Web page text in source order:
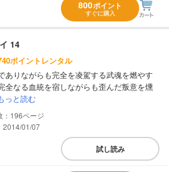
800ポイント
すぐに購入
14
ポイントレンタル
ありながらも完全を凌駕する武魂を燃やす
全なる血統を宿しながらも歪んだ叛意を燻
っと読む
196
2014/01/07
試し読み